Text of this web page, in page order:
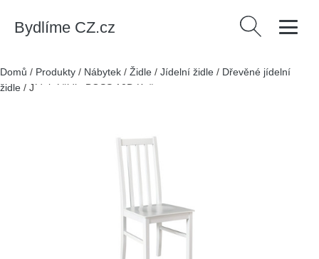
Bydlíme CZ.cz Vyhledávání
Domů / Produkty / Nábytek / Židle / Jídelní židle / Dřevěné jídelní
židle / Jídelní židle BOSS 10D Kaštan